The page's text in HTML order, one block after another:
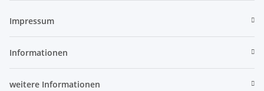
Impressum
Informationen
weitere Informationen